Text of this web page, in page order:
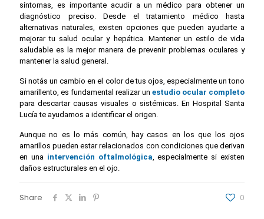
síntomas, es importante acudir a un médico para obtener un
diagnóstico preciso. Desde el tratamiento médico hasta
alternativas naturales, existen opciones que pueden ayudarte a
mejorar tu salud ocular y hepática. Mantener un estilo de vida
saludable es la mejor manera de prevenir problemas oculares y
mantener la salud general.
Si notás un cambio en el color de tus ojos, especialmente un tono
amarillento, es fundamental realizar un estudio ocular completo
para descartar causas visuales o sistémicas. En Hospital Santa
Lucía te ayudamos a identificar el origen.
Aunque no es lo más común, hay casos en los que los ojos
amarillos pueden estar relacionados con condiciones que derivan
en una intervención oftalmológica, especialmente si existen
daños estructurales en el ojo.
Share 0